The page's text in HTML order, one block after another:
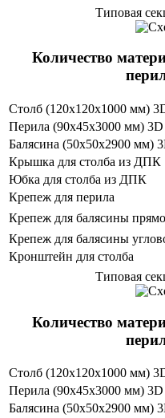
Типовая
Количество
Столб (120х120х1000 мм)
Перила (90х45х3000 мм) 3D
Балясина (50х50х2900 мм)
Крышка для столба из ДПК
Юбка для столба из ДПК
Крепеж для перила
Крепеж для балясины
Крепеж для балясины
Кронштейн для столба
Типовая
Количество
Столб (120х120х1000 мм)
Перила (90х45х3000 мм) 3D
Балясина (50х50х2900 мм)